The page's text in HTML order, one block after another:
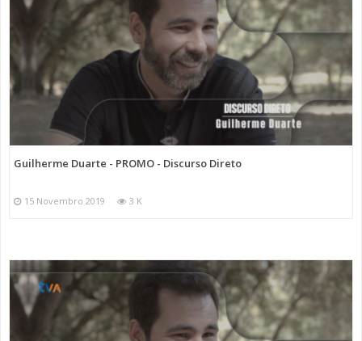
Guilherme Duarte - PROMO - Discurso Direto
15 Novembro 2019 3 K